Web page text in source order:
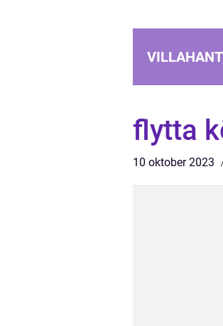
flytta
10 oktober 2023